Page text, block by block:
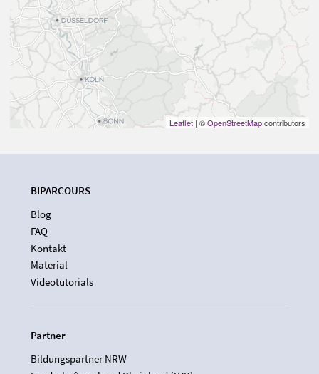
Leaflet | ©OpenStreetMapcontributors
BIPARCOURS
Blog
FAQ
Kontakt
Material
Videotutorials
Partner
Bildungspartner NRW